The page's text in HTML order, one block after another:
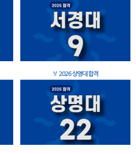
🏅 2026 상명대 합격